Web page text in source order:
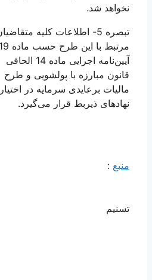
نخواهد شد.
تبصره 5- اطلاعات کلیه متقاضیان
مرتبط با این طرح حسب ماده 19
آیین‌نامه اجرایی ماده 14 الحاقی
قانون مبارزه با پولشویی و طرح
مالیات برعایدی سرمایه در اختیار
نهادهای ذیربط قرار می‌گیرد.
منبع:
تسنیم